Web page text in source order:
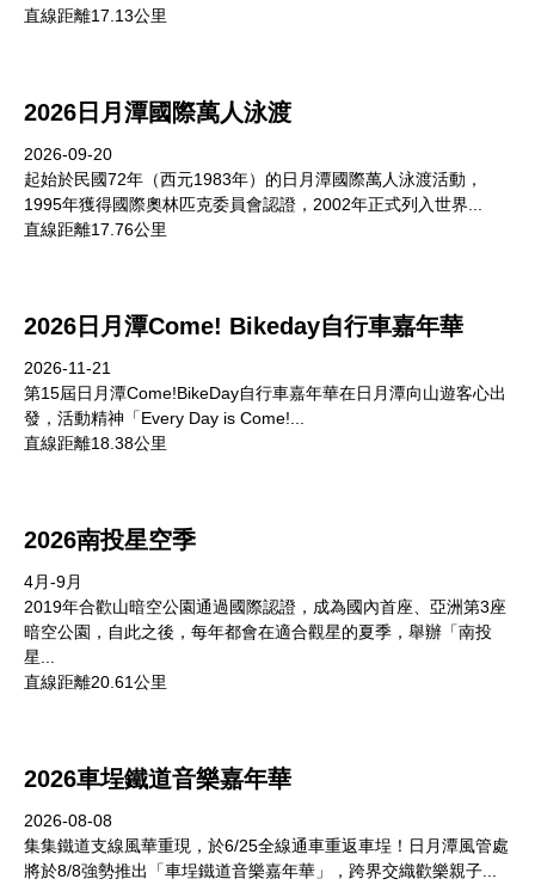
直線距離17.13公里
2026日月潭國際萬人泳渡
2026-09-20
起始於民國72年（西元1983年）的日月潭國際萬人泳渡活動，
1995年獲得國際奧林匹克委員會認證，2002年正式列入世界...
直線距離17.76公里
2026日月潭Come! Bikeday自行車嘉年華
2026-11-21
第15屆日月潭Come!BikeDay自行車嘉年華在日月潭向山遊客心出
發，活動精神「Every Day is Come!...
直線距離18.38公里
2026南投星空季
4月-9月
2019年合歡山暗空公園通過國際認證，成為國內首座、亞洲第3座
暗空公園，自此之後，每年都會在適合觀星的夏季，舉辦「南投
星...
直線距離20.61公里
2026車埕鐵道音樂嘉年華
2026-08-08
集集鐵道支線風華重現，於6/25全線通車重返車埕！日月潭風管處
將於8/8強勢推出「車埕鐵道音樂嘉年華」，跨界交織歡樂親子...